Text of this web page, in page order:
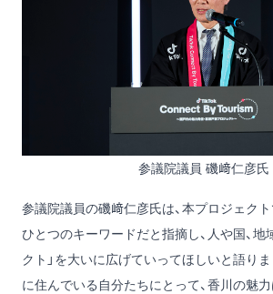
参議院議員 磯﨑仁彦氏
参議院議員の磯﨑仁彦氏は、本プロジェクト
ひとつのキーワードだと指摘し、人や国、地
クト」を大いに広げていってほしいと語りま
に住んでいる自分たちにとって、香川の魅